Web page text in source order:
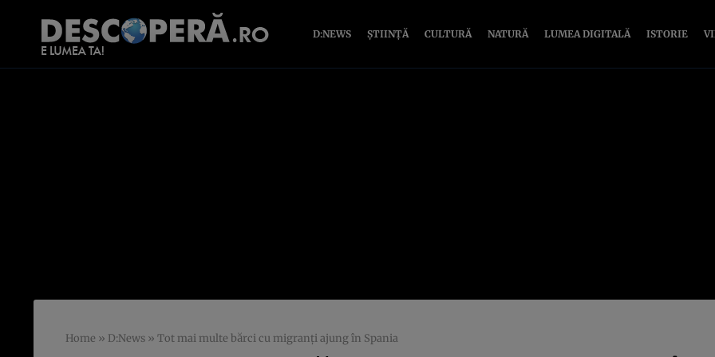
D:NEWS ȘTIINȚĂ CULTURĂ NATURĂ LUMEA DIGITALĂ ISTORIE
Home » D:News » Tot mai multe bărci cu migranți ajung în Spania